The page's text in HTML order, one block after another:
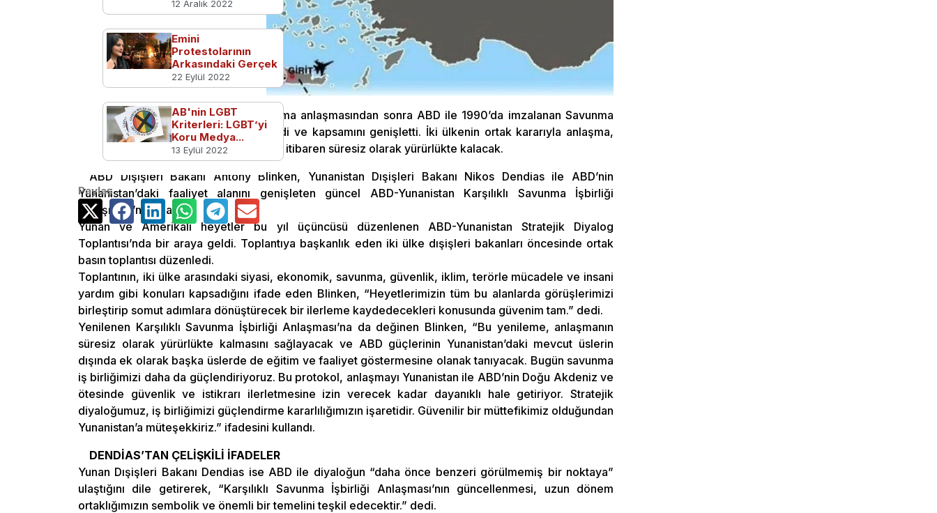
Yunanistan, Fransa ile yaptığı savunma anlaşmasından sonra ABD ile 1990’da imzalanan Savunma
İşbirliği Anlaşması’nı 5 yıllığına yeniledi ve kapsamını genişletti. İki ülkenin ortak kararıyla anlaşma,
taraflardan biri çekilmedikçe 2026’dan itibaren süresiz olarak yürürlükte kalacak.
ABD Dışişleri Bakanı Antony Blinken, Yunanistan Dışişleri Bakanı Nikos Dendias ile ABD’nin
Yunanistan’daki faaliyet alanını genişleten güncel ABD-Yunanistan Karşılıklı Savunma İşbirliği
Anlaşması’nı imzaladı.
Yunan ve Amerikalı heyetler bu yıl üçüncüsü düzenlenen ABD-Yunanistan Stratejik Diyalog
Toplantısı’nda bir araya geldi. Toplantıya başkanlık eden iki ülke dışişleri bakanları öncesinde ortak
basın toplantısı düzenledi.
Toplantının, iki ülke arasındaki siyasi, ekonomik, savunma, güvenlik, iklim, terörle mücadele ve insani
yardım gibi konuları kapsadığını ifade eden Blinken, “Heyetlerimizin tüm bu alanlarda görüşlerimizi
birleştirip somut adımlara dönüştürecek bir ilerleme kaydedecekleri konusunda güvenim tam.” dedi.
Yenilenen Karşılıklı Savunma İşbirliği Anlaşması’na da değinen Blinken, “Bu yenileme, anlaşmanın
süresiz olarak yürürlükte kalmasını sağlayacak ve ABD güçlerinin Yunanistan’daki mevcut üslerin
dışında ek olarak başka üslerde de eğitim ve faaliyet göstermesine olanak tanıyacak. Bugün savunma
iş birliğimizi daha da güçlendiriyoruz. Bu protokol, anlaşmayı Yunanistan ile ABD’nin Doğu Akdeniz ve
ötesinde güvenlik ve istikrarı ilerletmesine izin verecek kadar dayanıklı hale getiriyor. Stratejik
diyaloğumuz, iş birliğimizi güçlendirme kararlılığımızın işaretidir. Güvenilir bir müttefikimiz olduğundan
Yunanistan’a müteşekkiriz.” ifadesini kullandı.
DENDİAS’TAN ÇELİŞKİLİ İFADELER
Yunan Dışişleri Bakanı Dendias ise ABD ile diyaloğun “daha önce benzeri görülmemiş bir noktaya”
ulaştığını dile getirerek, “Karşılıklı Savunma İşbirliği Anlaşması’nın güncellenmesi, uzun dönem
ortaklığımızın sembolik ve önemli bir temelini teşkil edecektir.” dedi.
12 Aralık 2022
Emini
Protestolarının
Arkasındaki Gerçek
22 Eylül 2022
AB'nin LGBT
Kriterleri: LGBT’yi
Koru Medya...
13 Eylül 2022
Paylaş